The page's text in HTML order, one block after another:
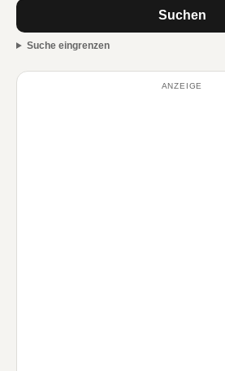
Suchen
Suche eingrenzen
ANZEIGE